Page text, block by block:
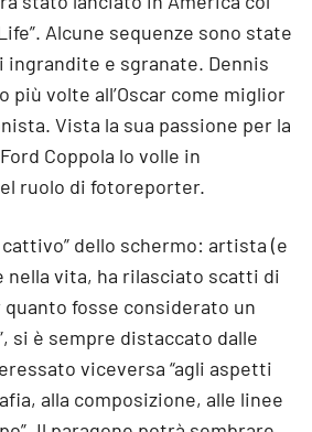
Alcune sequenze sono state
ingrandite e sgranate. Dennis
più volte all’Oscar come miglior
Vista la sua passione per la
Coppola lo volle in
ruolo di fotoreporter.
dello schermo: artista (e
nella vita, ha rilasciato scatti di
fosse considerato un
si è sempre distaccato dalle
viceversa “agli aspetti
alla composizione, alle linee